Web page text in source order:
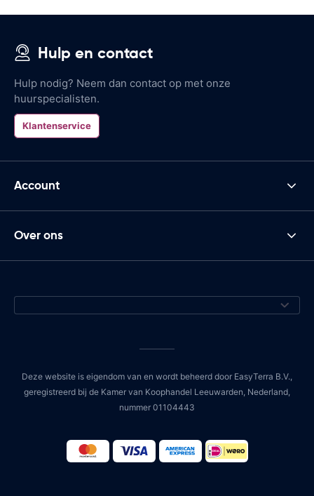
Hulp en contact
Hulp nodig? Neem dan contact op met onze
huurspecialisten.
Klantenservice
Account
Over ons
Deze website is eigendom van en wordt beheerd door EasyTerra B.V.,
geregistreerd bij de Kamer van Koophandel Leeuwarden, Nederland,
nummer 01104443